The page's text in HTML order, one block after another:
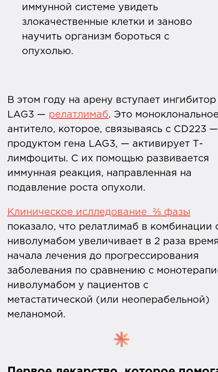
иммунной системе увидеть
злокачественные клетки и заново
научить организм бороться с
опухолью.
В этом году на арену вступает ингибитор
LAG3 — релатлимаб. Это
антитело, которое, связываясь с CD223 —
продуктом гена LAG3, — активирует Т-
лимфоциты. С их помощью развивается
иммунная реакция, направленная на
подавление роста опухоли.
Клиническое ислледование ⅔ фазы
показало, что релатлимаб в комбинации
ниволумабом увеличивает в 2 раза
начала лечения до прогрессирования
заболевания по сравнению с
ниволумабом у пациентов с
метастатической (или неоперабельной)
меланомой.